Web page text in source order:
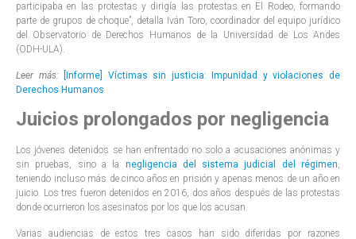
participaba en las protestas y dirigía las protestas en El Rodeo, formando
parte de grupos de choque”, detalla Iván Toro, coordinador del equipo jurídico
del Observatorio de Derechos Humanos de la Universidad de Los Andes
(ODH-ULA).
Leer más:
[Informe] Víctimas sin justicia: Impunidad y violaciones de
Derechos Humanos
Juicios prolongados por negligencia
Los jóvenes detenidos se han enfrentado no solo a acusaciones anónimas y
sin pruebas, sino a la negligencia del sistema judicial del régimen,
teniendo incluso más de cinco años en prisión y apenas menos de un año en
juicio. Los tres fueron detenidos en 2016, dos años después de las protestas
donde ocurrieron los asesinatos por los que los acusan.
Varias audiencias de estos tres casos han sido diferidas por razones